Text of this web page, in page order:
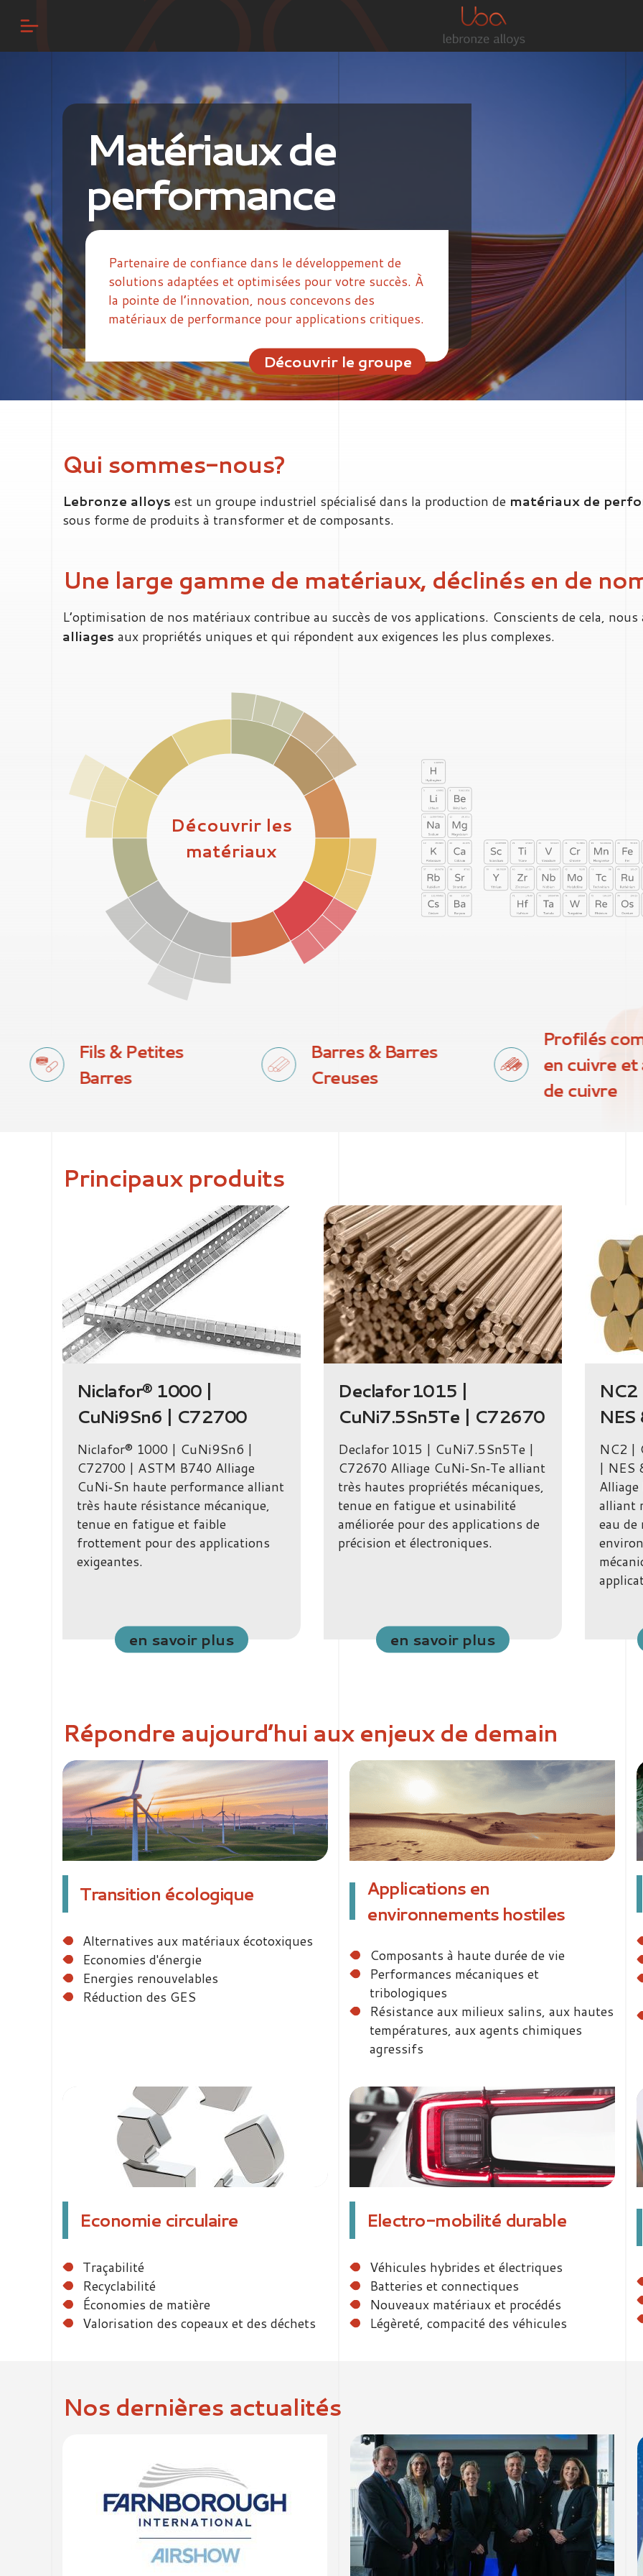
Matériaux de
performance
Partenaire de confiance dans le développement de
solutions adaptées et optimisées pour votre succès. À
la pointe de l’innovation, nous concevons des
matériaux de performance pour applications critiques.
Découvrir le groupe
Qui sommes-nous?
Lebronze alloys est un groupe industriel spécialisé dans la production de matériaux de
sous forme de produits à transformer et de composants.
Une large gamme de matériaux, déclinés en de
L’optimisation de nos matériaux contribue au succès de vos applications. Conscients de cela,
alliages aux propriétés uniques et qui répondent aux exigences les plus complexes.
Découvrir les
matériaux
Fils & Petites
Barres
Barres & Barres
Creuses
Profilés
en cuivre et
de cuivre
Principaux produits
Niclafor® 1000 |
CuNi9Sn6 | C72700
Niclafor® 1000 | CuNi9Sn6 |
C72700 | ASTM B740 Alliage
CuNi‑Sn haute performance alliant
très haute résistance mécanique,
tenue en fatigue et faible
frottement pour des applications
exigeantes.
en savoir plus
Declafor 1015 |
CuNi7.5Sn5Te | C72670
Declafor 1015 | CuNi7.5Sn5Te |
C72670 Alliage CuNi‑Sn‑Te alliant
très hautes propriétés mécaniques,
tenue en fatigue et usinabilité
améliorée pour des applications de
précision et électroniques.
en savoir plus
NC2 |
| NES
alliant
eau
Répondre aujourd’hui aux enjeux de demain
Transition écologique
Alternatives aux matériaux écotoxiques
Economies d'énergie
Energies renouvelables
Réduction des GES
Applications en
environnements hostiles
Composants à haute durée de vie
Performances mécaniques et
tribologiques
Résistance aux milieux salins, aux hautes
températures, aux agents chimiques
agressifs
Economie circulaire
Traçabilité
Recyclabilité
Économies de matière
Valorisation des copeaux et des déchets
Electro-mobilité durable
Véhicules hybrides et électriques
Batteries et connectiques
Nouveaux matériaux et procédés
Légèreté, compacité des véhicules
Nos dernières actualités